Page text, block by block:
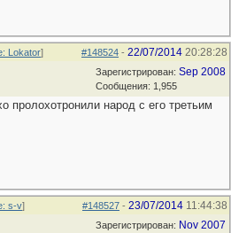
#148524 - 22/07/2014 20:28:28
Lokator]
Зарегистрирован: Sep 2008
Сообщения: 1,955
пролохотронили народ с его третьим
#148527 - 23/07/2014 11:44:38
s-v]
Зарегистрирован: Nov 2007